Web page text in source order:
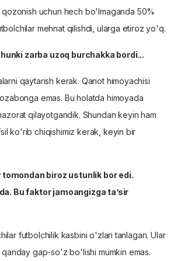
uchun hech bo'lmaganda 50%
mehnat qilishdi, ularga etiroz yo'q.
zarba uzoq burchakka bordi...
qaytarish kerak. Qanot himoyachisi
emas. Bu holatda himoyada
qilayotgandik. Shundan keyin ham
ko'rib chiqishimiz kerak, keyin bir
biroz ustunlik bor edi.
Bu faktor jamoangizga ta’sir
futbolchilik kasbini o'zlari tanlagan. Ular
gap-so'z bo'lishi mumkin emas.